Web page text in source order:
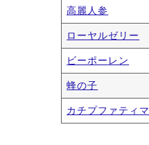
高麗人参
ローヤルゼリー
ビーポーレン
蜂の子
カチプファティマ